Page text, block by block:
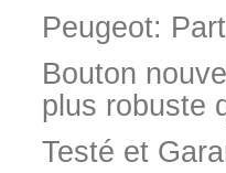
Peugeot:
Bouton
plus robuste
Testé et